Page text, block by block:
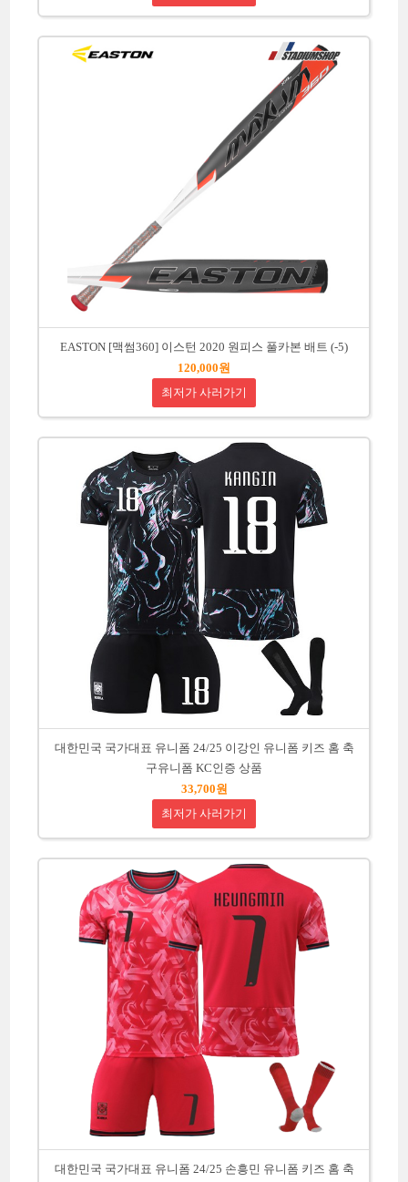
EASTON [맥썸360] 이스턴 2020 원피스 풀카본 배트 (-5)
120,000원
최저가 사러가기
대한민국 국가대표 유니폼 24/25 이강인 유니폼 키즈 홈 축
구유니폼 KC인증 상품
33,700원
최저가 사러가기
대한민국 국가대표 유니폼 24/25 손흥민 유니폼 키즈 홈 축